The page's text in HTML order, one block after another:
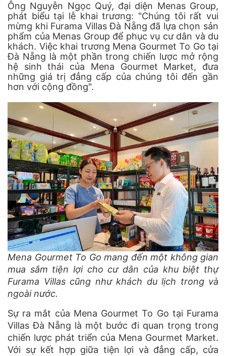
Ông Nguyễn Ngọc Quý, đại diện Menas Group,
phát biểu tại lễ khai trương: "Chúng tôi rất vui
mừng khi Furama Villas Đà Nẵng đã lựa chọn sản
phẩm của Menas Group để phục vụ cư dân và du
khách. Việc khai trương Mena Gourmet To Go tại
Đà Nẵng là một phần trong chiến lược mở rộng
hệ sinh thái của Mena Gourmet Market, đưa
những giá trị đẳng cấp của chúng tôi đến gần
hơn với cộng đồng".
Mena Gourmet To Go mang đến một không gian
mua sắm tiện lợi cho cư dân của khu biệt thự
Furama Villas cũng như khách du lịch trong và
ngoài nước.
Sự ra mắt của Mena Gourmet To Go tại Furama
Villas Đà Nẵng là một bước đi quan trọng trong
chiến lược phát triển của Mena Gourmet Market.
Với sự kết hợp giữa tiện lợi và đẳng cấp, cửa